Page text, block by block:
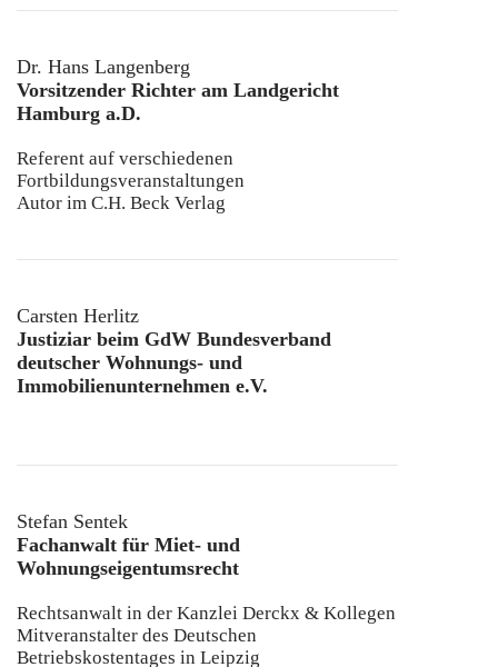
Dr. Hans Langenberg
Vorsitzender Richter am Landgericht
Hamburg a.D.
Referent auf verschiedenen
Fortbildungsveranstaltungen
Autor im C.H. Beck Verlag
Carsten Herlitz
Justiziar beim GdW Bundesverband
deutscher Wohnungs- und
Immobilienunternehmen e.V.
Stefan Sentek
Fachanwalt für Miet- und
Wohnungseigentumsrecht
Rechtsanwalt in der Kanzlei Derckx & Kollegen
Mitveranstalter des Deutschen
Betriebskostentages in Leipzig